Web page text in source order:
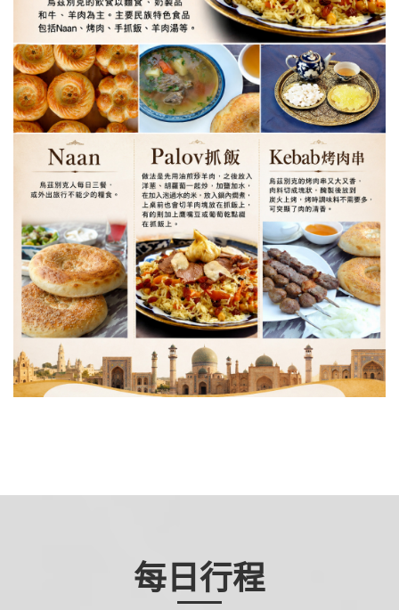
每日行程